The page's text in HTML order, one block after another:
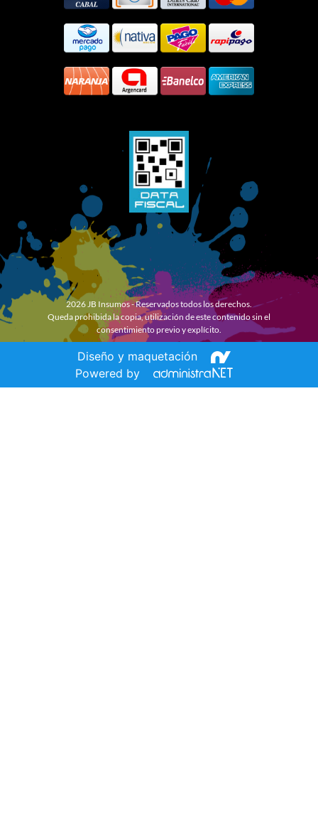
2026 JB Insumos - Reservados todos los derechos.
Queda prohibida la copia, utilización de este contenido sin el
consentimiento previo y explícito.
Diseño y maquetación
Powered by